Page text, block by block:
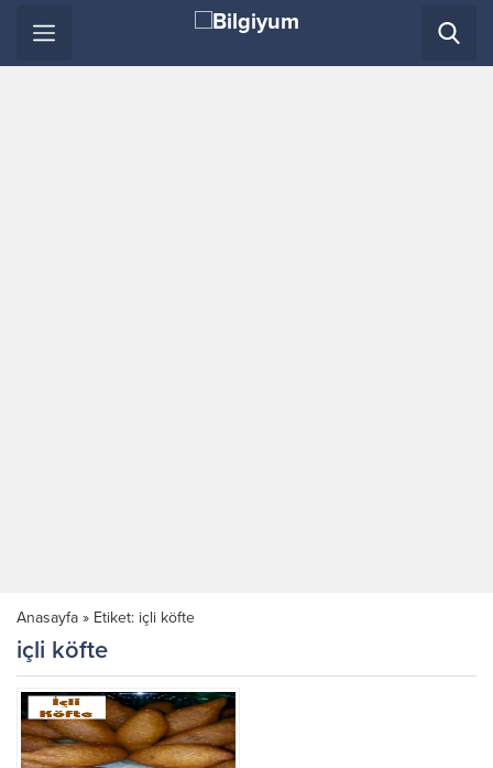
Anasayfa » Etiket: içli köfte
içli köfte